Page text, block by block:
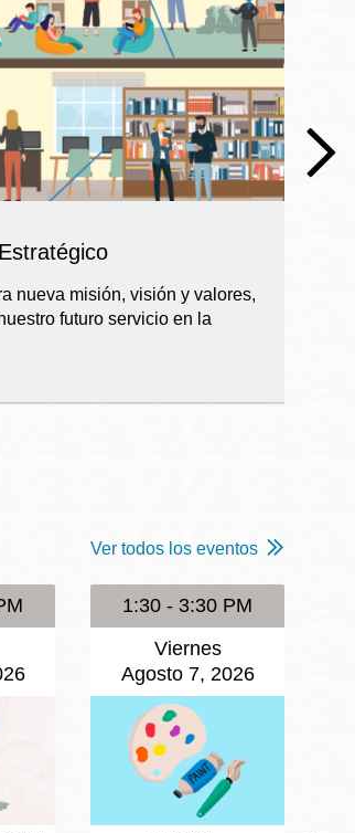
nueva misión, visión y valores,
futuro servicio en la
Ver todos los eventos
1:30 - 3:30 PM
Viernes
Agosto 7, 2026